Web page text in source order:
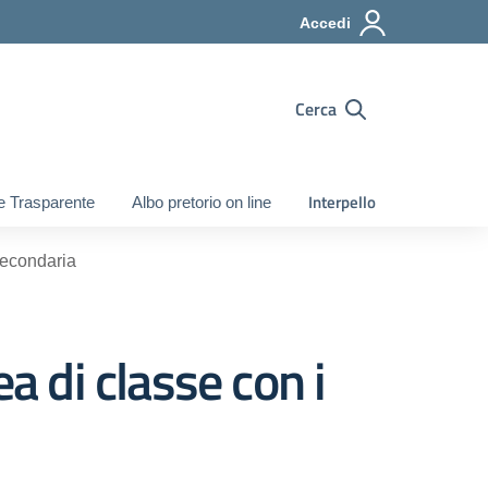
Accedi
Cerca
Trasparente Albo pretorio on line Interpello
di classe con i